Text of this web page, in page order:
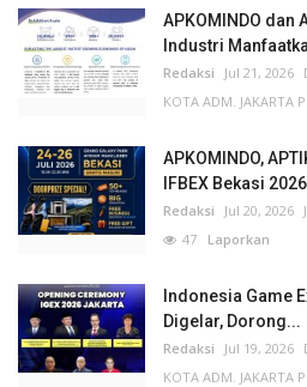
APKOMINDO dan
Industri
Redaksi Jul 21, 2026
KOTA ADM. JAKARTA
APKOMINDO,
IFBEX Bekasi
Redaksi Jul 20, 2026
47 Laporkan
Indonesia Game
Digelar, Dorong...
Redaksi Jul 19, 2026
KOTA ADM. JAKARTA